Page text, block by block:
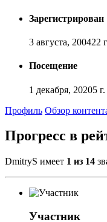
Зарегистрирован
3 августа, 200422
Посещение
1 декабря, 20205 г.
Профиль Обзор
Прогресс в
DmitryS имеет 1 из 14
Участник